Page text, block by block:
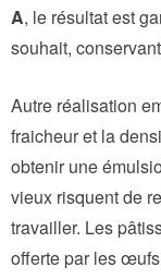
A, le résultat est
souhait,
Autre réalisation
fraicheur et la
obtenir une
vieux risquent de
travailler. Les
offerte par les